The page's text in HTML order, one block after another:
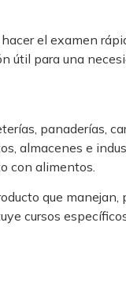
el examen
útil para una
panaderías,
almacenes e
con alimentos.
que manejan,
cursos